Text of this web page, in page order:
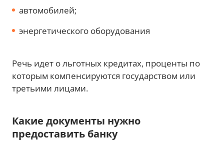
автомобилей;
энергетического оборудования
Речь идет о льготных кредитах, проценты по
которым компенсируются государством или
третьими лицами.
Какие документы нужно
предоставить банку